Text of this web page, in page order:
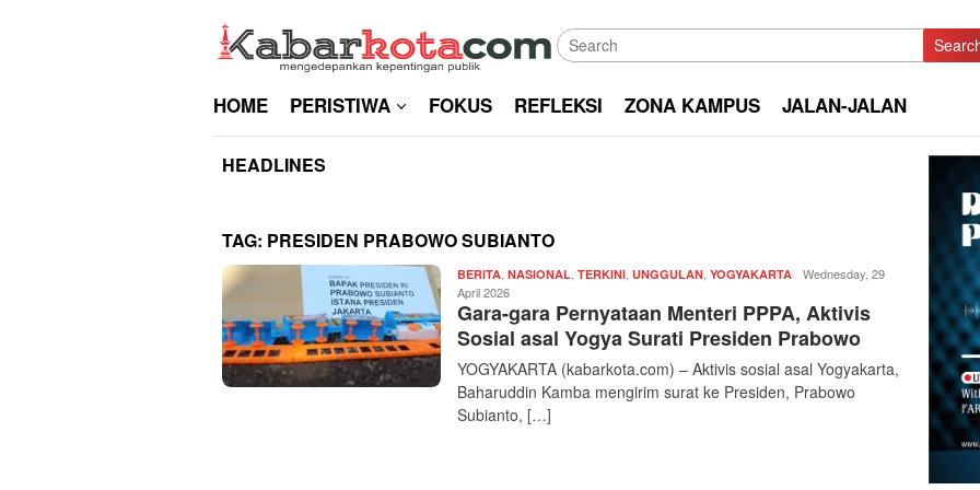
HOME PERISTIWA FOKUS REFLEKSI ZONA KAMPUS JALAN-JALAN
HEADLINES
TAG: PRESIDEN PRABOWO SUBIANTO
BERITA NASIONAL TERKINI UNGGULAN YOGYAKARTA Redaksi
kabarkota
Wednesday, 29
April 2026
Gara-gara Pernyataan Menteri PPPA, Aktivis
Sosial asal Yogya Surati Presiden Prabowo
YOGYAKARTA (kabarkota.com) – Aktivis sosial asal Yogyakarta,
Baharuddin Kamba mengirim surat ke Presiden, Prabowo
Subianto, […]